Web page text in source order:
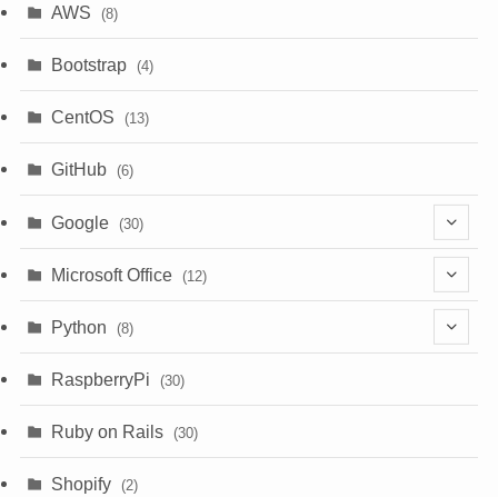
(1)
(18)
AWS (8)
Bootstrap (4)
CentOS (13)
GitHub (6)
Google (30)
(6)
(1)
Microsoft Office (12)
(9)
Python (8)
(1)
RaspberryPi (30)
Ruby on Rails (30)
Shopify (2)